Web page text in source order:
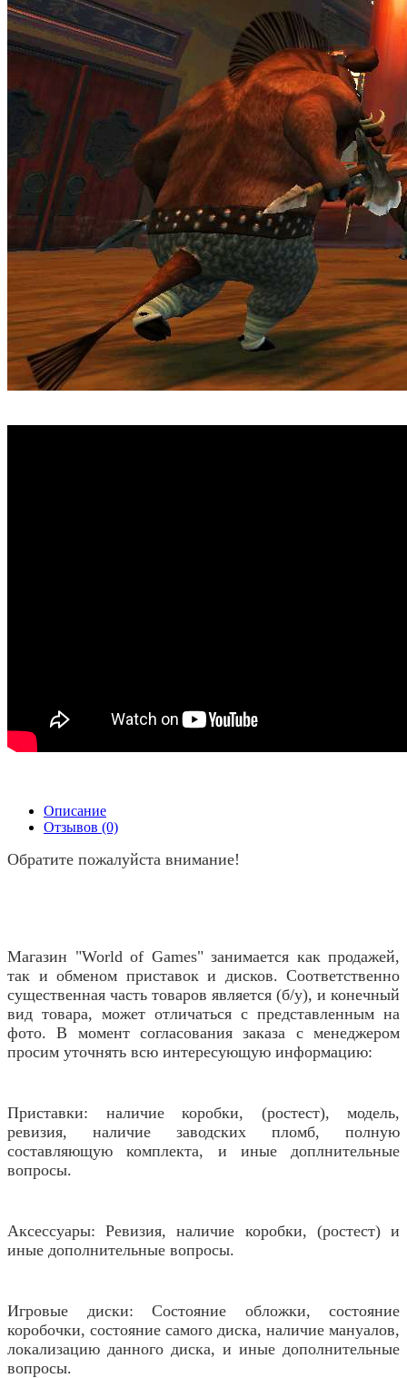
Описание
Отзывов (0)
Обратите пожалуйста внимание!
Магазин "World of Games" занимается как продажей,
так и обменом приставок и дисков. Соответственно
существенная часть товаров является (б/у), и конечный
вид товара, может отличаться с представленным на
фото. В момент согласования заказа с менеджером
просим уточнять всю интересующую информацию:
Приставки: наличие коробки, (ростест), модель,
ревизия, наличие заводских пломб, полную
составляющую комплекта, и иные доплнительные
вопросы.
Аксессуары: Ревизия, наличие коробки, (ростест) и
иные дополнительные вопросы.
Игровые диски: Состояние обложки, состояние
коробочки, состояние самого диска, наличие мануалов,
локализацию данного диска, и иные дополнительные
вопросы.